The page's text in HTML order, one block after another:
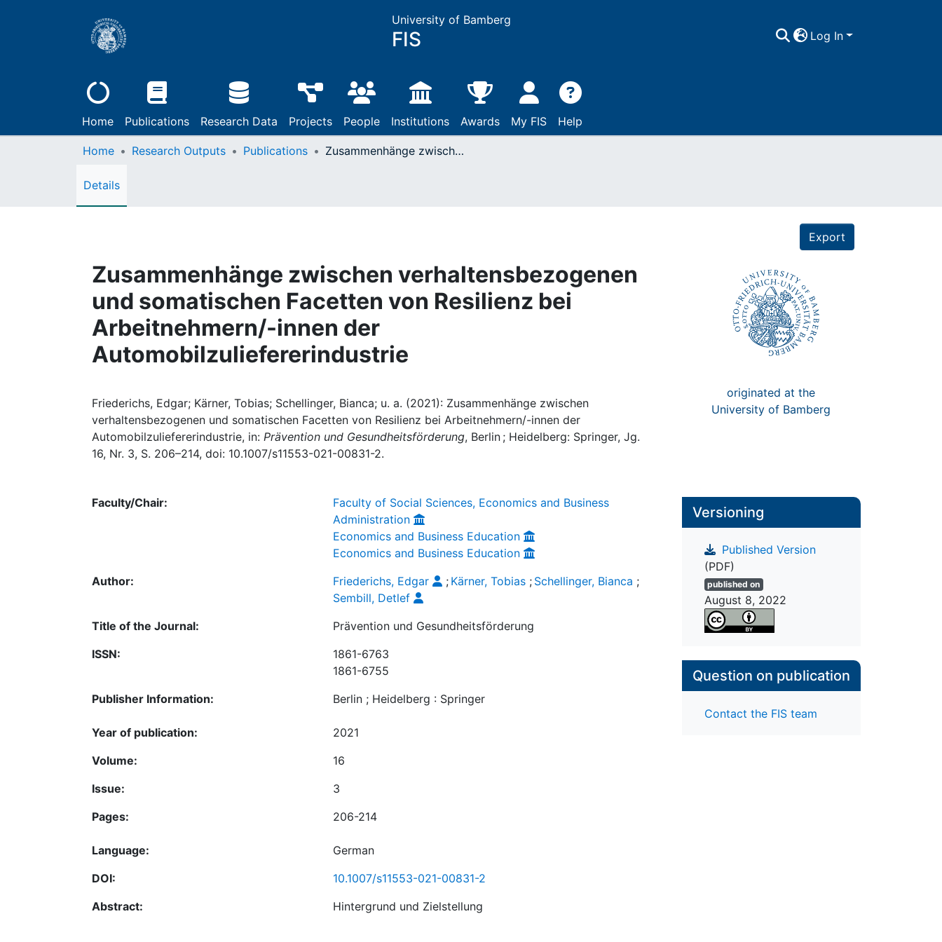
University of Bamberg
FIS Log In
Home Publications Research Data Projects People Institutions Awards My FIS Help
Home Research Outputs Publications Zusammenhänge zwischen verhaltensbezogenen und somatischen Facetten von Resilienz bei Arbeitnehmern/-innen der Automobilzuliefererindustrie
Details
Export
Zusammenhänge zwischen verhaltensbezogenen
und somatischen Facetten von Resilienz bei
Arbeitnehmern/-innen der
Automobilzuliefererindustrie
Friederichs, Edgar; Kärner, Tobias; Schellinger, Bianca; u. a. (2021): Zusammenhänge zwischen
verhaltensbezogenen und somatischen Facetten von Resilienz bei Arbeitnehmern/-innen der
Automobilzuliefererindustrie, in: Prävention und Gesundheitsförderung, Berlin ; Heidelberg: Springer, Jg.
16, Nr. 3, S. 206–214, doi: 10.1007/s11553-021-00831-2.
originated at the
University of Bamberg
Faculty/Chair:
Faculty of Social Sciences, Economics and Business
Administration
Economics and Business Education
Economics and Business Education
Author:
Friederichs, Edgar ; Kärner, Tobias ; Schellinger, Bianca ;
Sembill, Detlef
Title of the Journal:
Prävention und Gesundheitsförderung
ISSN:
1861-6763
1861-6755
Publisher Information:
Berlin ; Heidelberg : Springer
Year of publication:
2021
Volume:
16
Issue:
3
Pages:
206-214
Language:
German
DOI:
10.1007/s11553-021-00831-2
Abstract:
Versioning
Published Version
(PDF)
published on
August 8, 2022
Question on publication
Contact the FIS team